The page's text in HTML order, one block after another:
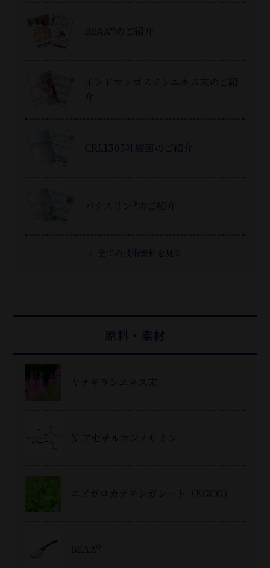
BEAA®のご紹介
インドマンゴスチンエキス末のご紹
介
CRL1505乳酸菌のご紹介
バナスリン®のご紹介
全ての技術資料を見る
原料・素材
ヤナギランエキス末
N-アセチルマンノサミン
エピガロカテキンガレート（EGCG）
BEAA®